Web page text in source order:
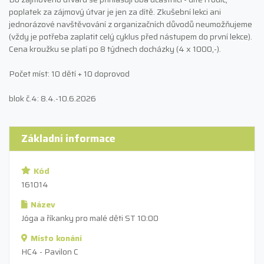
poplatek za zájmový útvar je jen za dítě. Zkušební lekci ani
jednorázové navštěvování z organizačních důvodů neumožňujeme
(vždy je potřeba zaplatit celý cyklus před nástupem do první lekce).
Cena kroužku se platí po 8 týdnech docházky (4 x 1000,-).
Počet míst: 10 dětí + 10 doprovod
blok č.4: 8.4.-10.6.2026
Základní informace
Kód
161014
Název
Jóga a říkanky pro malé děti ST 10:00
Místo konání
HC4 - Pavilon C